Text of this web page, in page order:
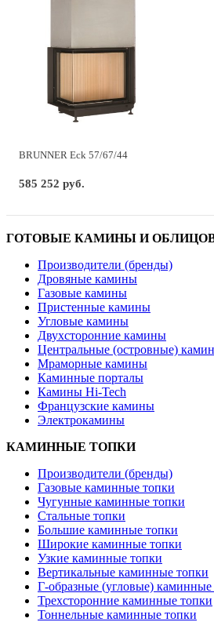
BRUNNER Eck 57/67/44
585 252 руб.
ГОТОВЫЕ КАМИНЫ И
Производители (бренды)
Дровяные камины
Газовые камины
Пристенные камины
Угловые камины
Двухсторонние камины
Центральные (островные)
Мраморные камины
Каминные порталы
Камины Hi-Tech
Французские камины
Электрокамины
КАМИННЫЕ ТОПКИ
Производители (бренды)
Газовые каминные топки
Чугунные каминные топки
Стальные топки
Большие каминные топки
Широкие каминные топки
Узкие каминные топки
Вертикальные каминные топки
Г-образные (угловые) каминные
Трехсторонние каминные топки
Тоннельные каминные топки